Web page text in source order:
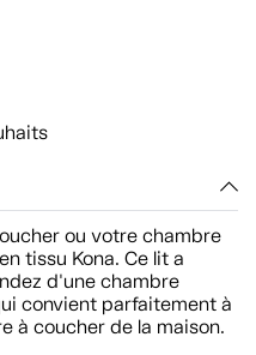
ou votre chambre
tissu Kona. Ce lit a
d'une chambre
convient parfaitement à
à coucher de la maison.